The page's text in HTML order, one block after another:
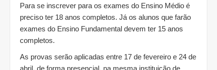
Para se inscrever para os exames do Ensino Médio é
preciso ter 18 anos completos. Já os alunos que farão
exames do Ensino Fundamental devem ter 15 anos
completos.
As provas serão aplicadas entre 17 de fevereiro e 24 de